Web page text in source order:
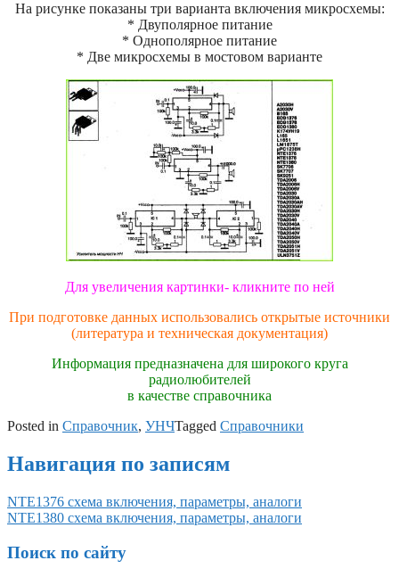
На рисунке показаны три варианта включения микросхемы:
* Двуполярное питание
* Однополярное питание
* Две микросхемы в мостовом варианте
Для увеличения картинки- кликните по ней
При подготовке данных использовались открытые источники
(литература и техническая документация)
Информация предназначена для широкого круга
радиолюбителей
в качестве справочника
Posted in Справочник, УНЧTagged Справочники
Навигация по записям
NTE1376 схема включения, параметры, аналоги
NTE1380 схема включения, параметры, аналоги
Поиск по сайту